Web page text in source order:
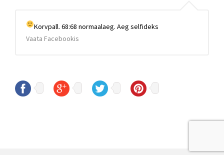
Korvpall. 68:68 normaalaeg. Aeg selfideks
Vaata Facebookis